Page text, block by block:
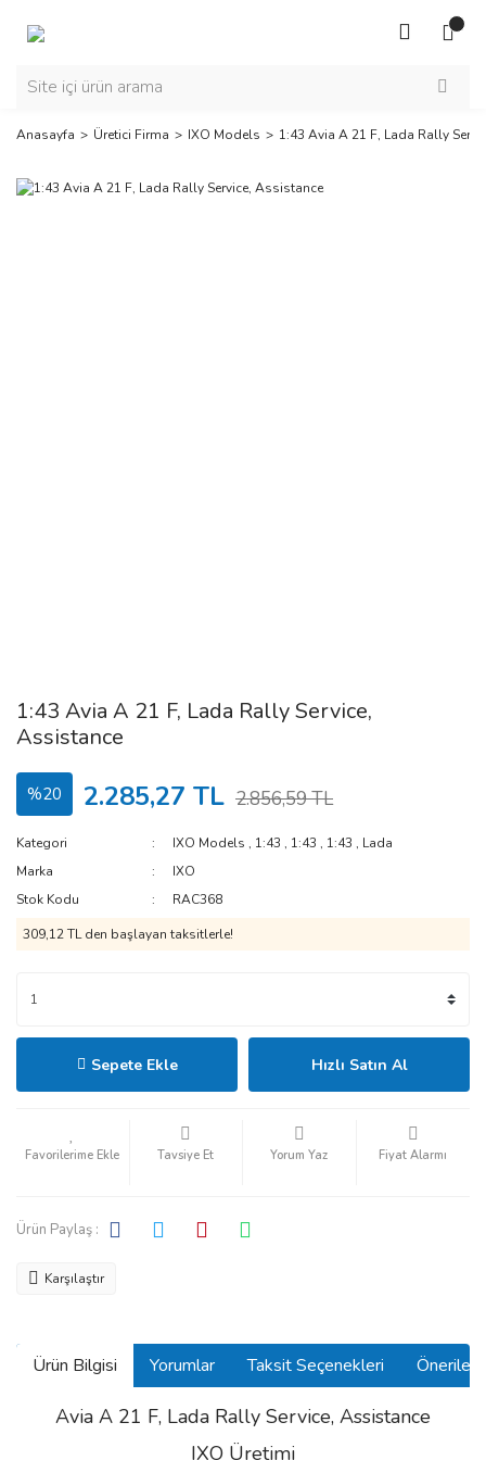
Anasayfa Üretici Firma IXO Models 1:43 Avia A 21 F, Lada Rally
1:43 Avia A 21 F, Lada Rally Service,
Assistance
%20 2.285,27 TL 2.856,59 TL
Kategori IXO Models , 1:43 , 1:43 , 1:43 , Lada
Marka
IXO
Stok Kodu
RAC368
309,12 TL den başlayan taksitlerle!
Sepete Ekle Hızlı Satın Al
Tavsiye Et Yorum Yaz Fiyat Alarmı
Ürün Paylaş :
Karşılaştır
Ürün Bilgisi Yorumlar Taksit Seçenekleri
Avia A 21 F, Lada Rally Service, Assistance
IXO Üretimi